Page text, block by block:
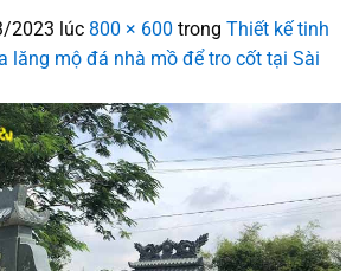
2023 lúc 800 × 600 trong Thiết kế tinh
lăng mộ đá nhà mồ để tro cốt tại Sài